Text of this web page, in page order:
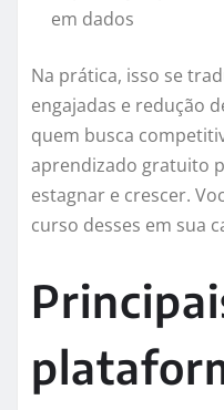
em dados
Na prática, isso se
engajadas e redução
quem busca
aprendizado gratuito
estagnar e crescer.
curso desses em sua